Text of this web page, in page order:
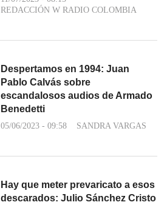
REDACCIÓN W RADIO COLOMBIA
Despertamos en 1994: Juan
Pablo Calvás sobre
escandalosos audios de Armado
Benedetti
05/06/2023 - 09:58 SANDRA VARGAS
Hay que meter prevaricato a esos
descarados: Julio Sánchez Cristo